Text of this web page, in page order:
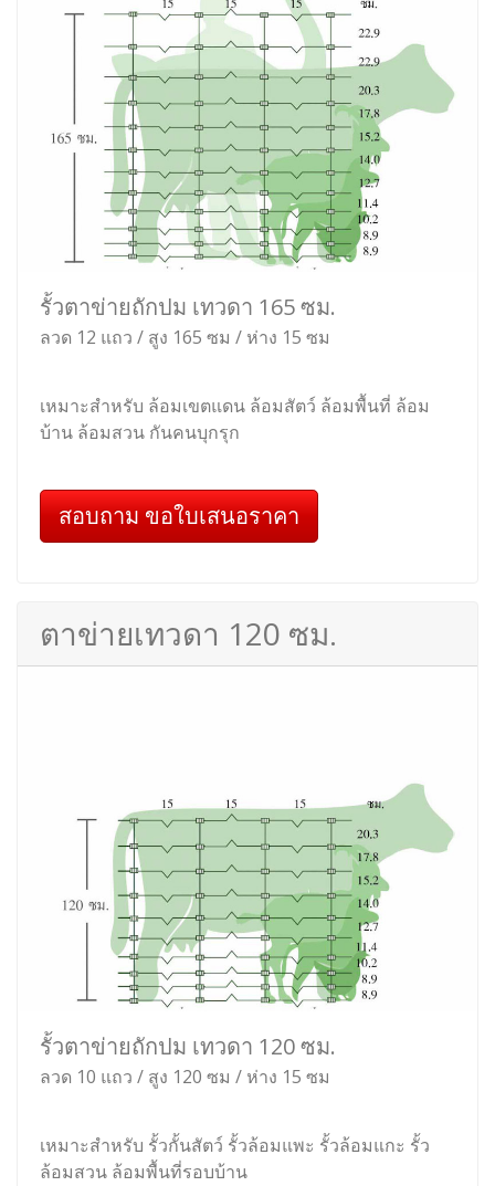
รั้วตาข่ายถักปม เทวดา 165 ซม.
ลวด 12 แถว / สูง 165 ซม / ห่าง 15 ซม
เหมาะสำหรับ ล้อมเขตแดน ล้อมสัตว์ ล้อมพื้นที่ ล้อม
บ้าน ล้อมสวน กันคนบุกรุก
สอบถาม ขอใบเสนอราคา
ตาข่ายเทวดา 120 ซม.
รั้วตาข่ายถักปม เทวดา 120 ซม.
ลวด 10 แถว / สูง 120 ซม / ห่าง 15 ซม
เหมาะสำหรับ รั้วกั้นสัตว์ รั้วล้อมแพะ รั้วล้อมแกะ รั้ว
ล้อมสวน ล้อมพื้นที่รอบบ้าน